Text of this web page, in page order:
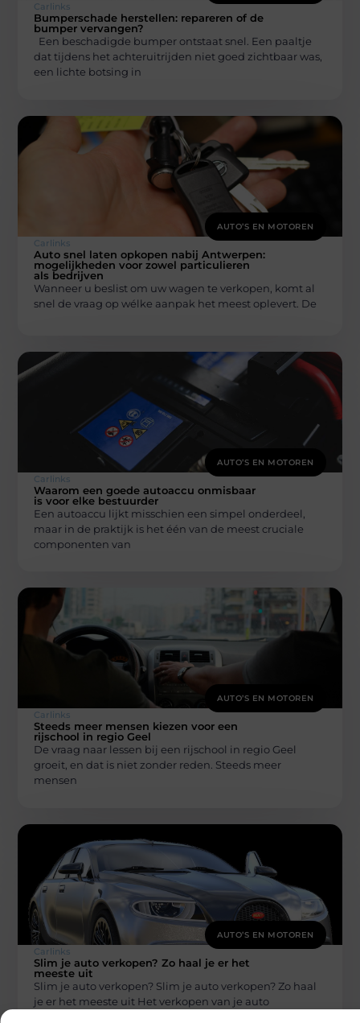
Carlinks
Bumperschade herstellen: repareren of de
bumper vervangen?
Een beschadigde bumper ontstaat snel. Een paaltje
dat tijdens het achteruitrijden niet goed zichtbaar was,
een lichte botsing in
AUTO’S EN MOTOREN
Carlinks
Auto snel laten opkopen nabij Antwerpen:
mogelijkheden voor zowel particulieren
als bedrijven
Wanneer u beslist om uw wagen te verkopen, komt al
snel de vraag op wélke aanpak het meest oplevert. De
AUTO’S EN MOTOREN
Carlinks
Waarom een goede autoaccu onmisbaar
is voor elke bestuurder
Een autoaccu lijkt misschien een simpel onderdeel,
maar in de praktijk is het één van de meest cruciale
componenten van
AUTO’S EN MOTOREN
Carlinks
Steeds meer mensen kiezen voor een
rijschool in regio Geel
De vraag naar lessen bij een rijschool in regio Geel
groeit, en dat is niet zonder reden. Steeds meer
mensen
AUTO’S EN MOTOREN
Carlinks
Slim je auto verkopen? Zo haal je er het
meeste uit
Slim je auto verkopen? Slim je auto verkopen? Zo haal
je er het meeste uit Het verkopen van je auto